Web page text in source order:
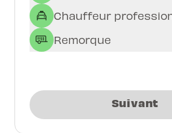
Chauffeur
Remorque
Suivant